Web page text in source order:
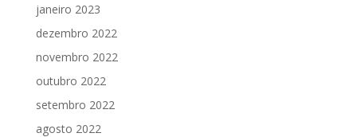
janeiro 2023
dezembro 2022
novembro 2022
outubro 2022
setembro 2022
agosto 2022